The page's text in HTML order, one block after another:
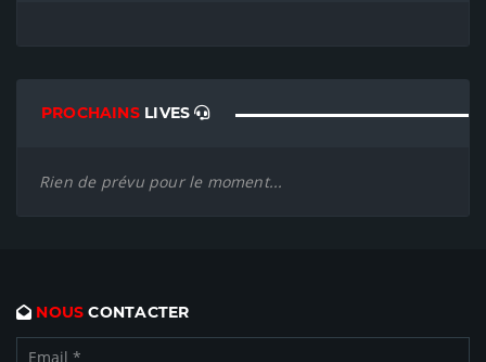
PROCHAINSLIVES
Rien de prévu pour le moment...
NOUS CONTACTER